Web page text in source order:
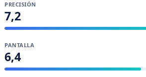
PRECISIÓN
7,2
PANTALLA
6,4